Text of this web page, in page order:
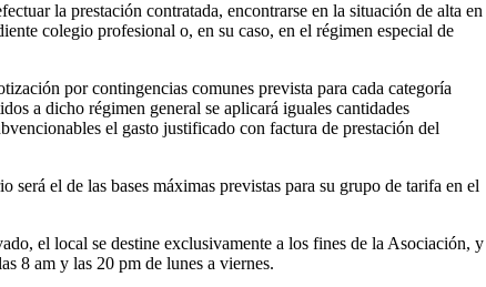
la prestación contratada, encontrarse en la situación de alta en
colegio profesional o, en su caso, en el régimen especial de
por contingencias comunes prevista para cada categoría
a dicho régimen general se aplicará iguales cantidades
el gasto justificado con factura de prestación del
el de las bases máximas previstas para su grupo de tarifa en el
el local se destine exclusivamente a los fines de la Asociación, y
8 am y las 20 pm de lunes a viernes.